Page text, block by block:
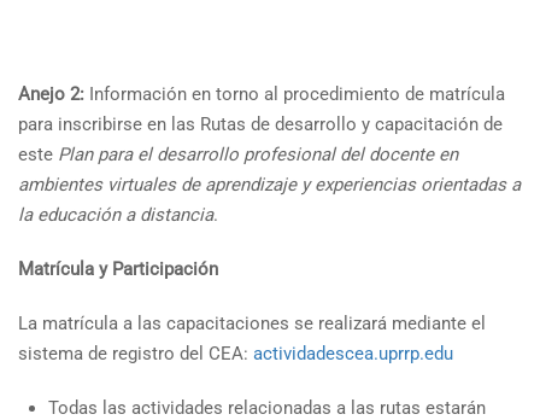
Anejo 2: Información en torno al procedimiento de matrícula
para inscribirse en las Rutas de desarrollo y capacitación de
este Plan para el desarrollo profesional del docente en
ambientes virtuales de aprendizaje y experiencias orientadas a
la educación a distancia.
Matrícula y Participación
La matrícula a las capacitaciones se realizará mediante el
sistema de registro del CEA: actividadescea.uprrp.edu
Todas las actividades relacionadas a las rutas estarán